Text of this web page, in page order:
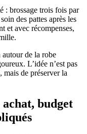
: brossage trois fois par
des pattes après les
et avec récompenses,
de la robe
L’idée n’est pas
mais de préserver la
budget